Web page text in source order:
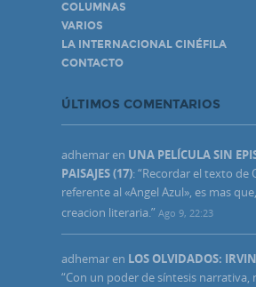
COLUMNAS
VARIOS
LA INTERNACIONAL CINÉFILA
CONTACTO
ÚLTIMOS COMENTARIOS
adhemar en UNA PELÍCULA SIN
PAISAJES (17): “Recordar el texto de
referente al «Angel Azul», es mas
creacion literaria.” Ago 9, 22:23
adhemar en LOS OLVIDADOS:
“Con un poder de síntesis narrativa,